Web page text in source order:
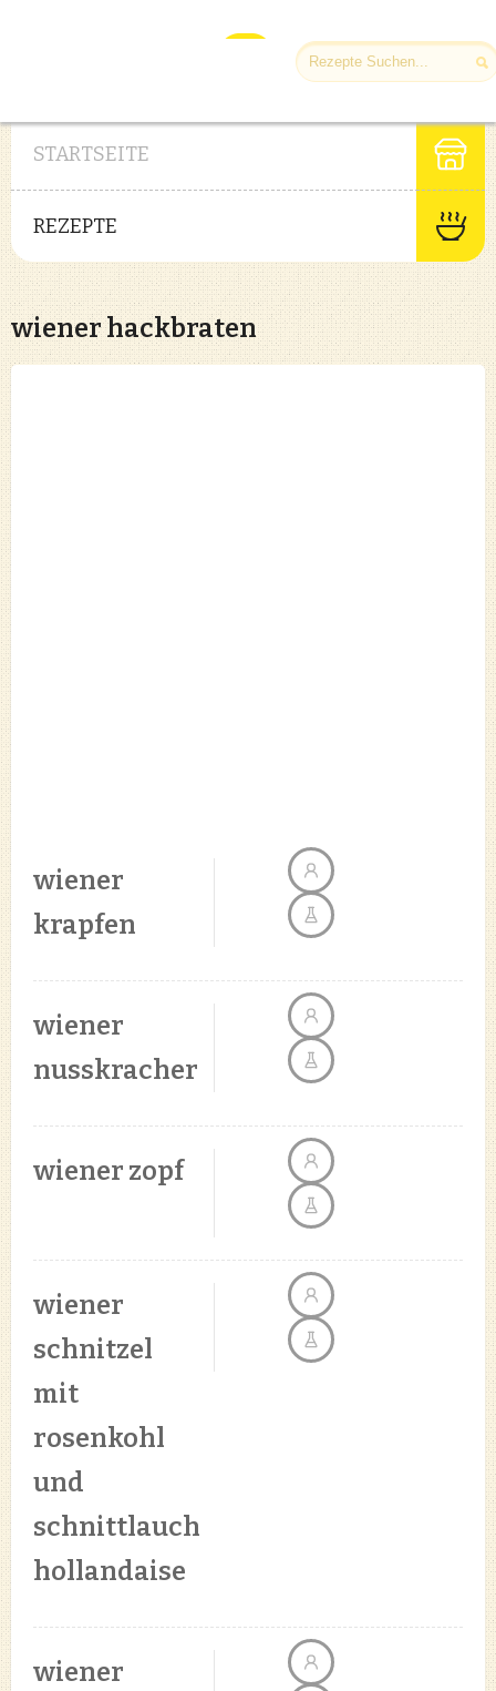
STARTSEITE
REZEPTE
wiener hackbraten
wiener
krapfen
wiener
nusskracher
wiener zopf
wiener
schnitzel
mit
rosenkohl
und
schnittlauch
hollandaise
wiener